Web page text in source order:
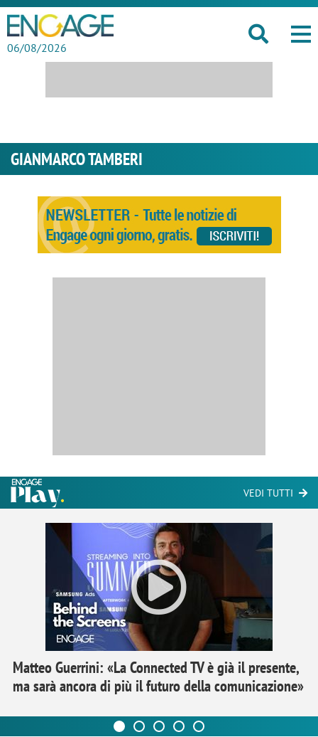
06/08/2026
GIANMARCO TAMBERI
VEDI TUTTI
Matteo Guerrini: «La Connected TV è già il presente,
ma sarà ancora di più il futuro della comunicazione»